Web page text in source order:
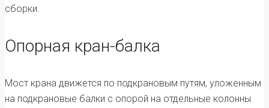
сборки.
Опорная кран-балка
Мост крана движется по подкрановым путям, уложенным
на подкрановые балки с опорой на отдельные колонны